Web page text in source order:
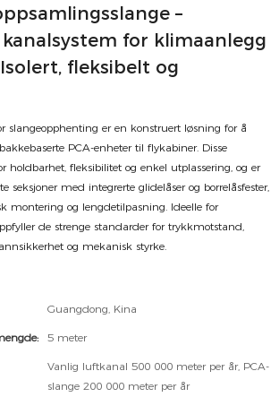
–
for klimaanlegg
fleksibelt og
slangeopphenting er en konstruert løsning for å
PCA-enheter til flykabiner. Disse
holdbarhet, fleksibilitet og enkel utplassering, og er
seksjoner med integrerte glidelåser og borrelåsfester,
montering og lengdetilpasning. Ideelle for
de strenge standarder for trykkmotstand,
og mekanisk styrke.
Guangdong, Kina
5 meter
Vanlig luftkanal 500 000 meter per år, PCA-
slange 200 000 meter per år